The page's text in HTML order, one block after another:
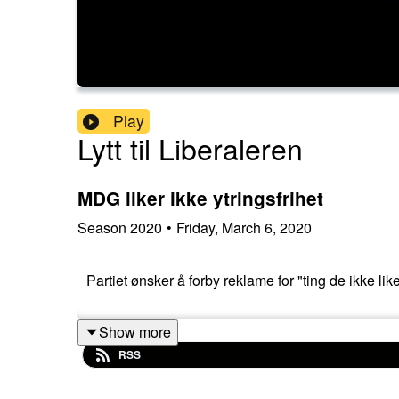
Play
Lytt til Liberaleren
MDG liker ikke ytringsfrihet
Season 2020 • Friday, March 6, 2020
Partiet ønsker å forby reklame for "ting de ikke
Show more
RSS